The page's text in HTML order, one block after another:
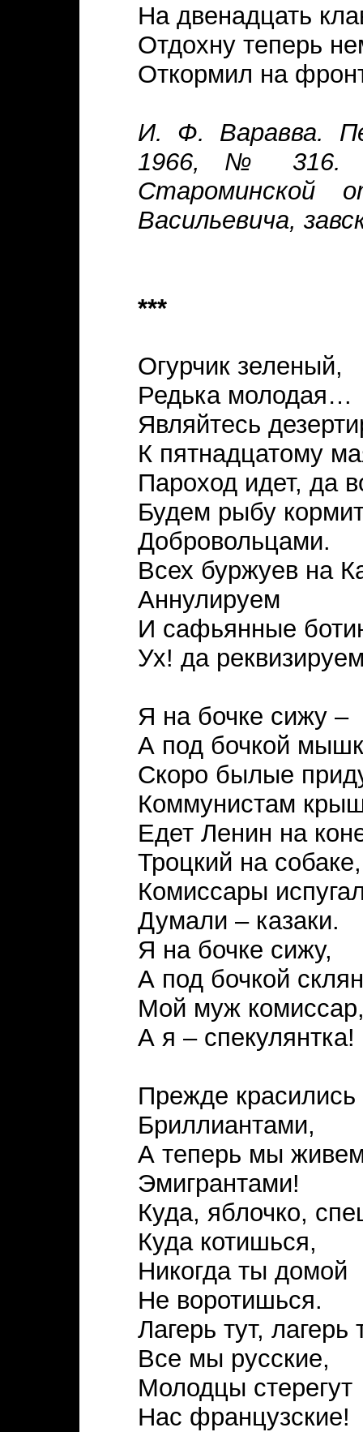
На двенадцать
Отдохну теперь
Откормил на
И. Ф. Варавва.
1966, № 316.
Староминской
Васильевича,
***
Огурчик зеленый,
Редька молодая…
Являйтесь
К пятнадцатому
Пароход идет, да
Будем рыбу
Добровольцами.
Всех буржуев на
Аннулируем
И сафьянные
Ух! да
Я на бочке сижу –
А под бочкой
Скоро былые
Коммунистам
Едет Ленин на
Троцкий на собаке,
Комиссары
Думали – казаки.
Я на бочке сижу,
А под бочкой
Мой муж
А я – спекулянтка!
Прежде
Бриллиантами,
А теперь мы
Эмигрантами!
Куда, яблочко,
Куда котишься,
Никогда ты домой
Не воротишься.
Лагерь тут, лагерь
Все мы русские,
Молодцы стерегут
Нас французские!